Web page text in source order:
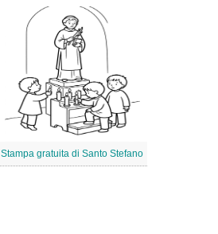
Stampa gratuita di Santo Stefano